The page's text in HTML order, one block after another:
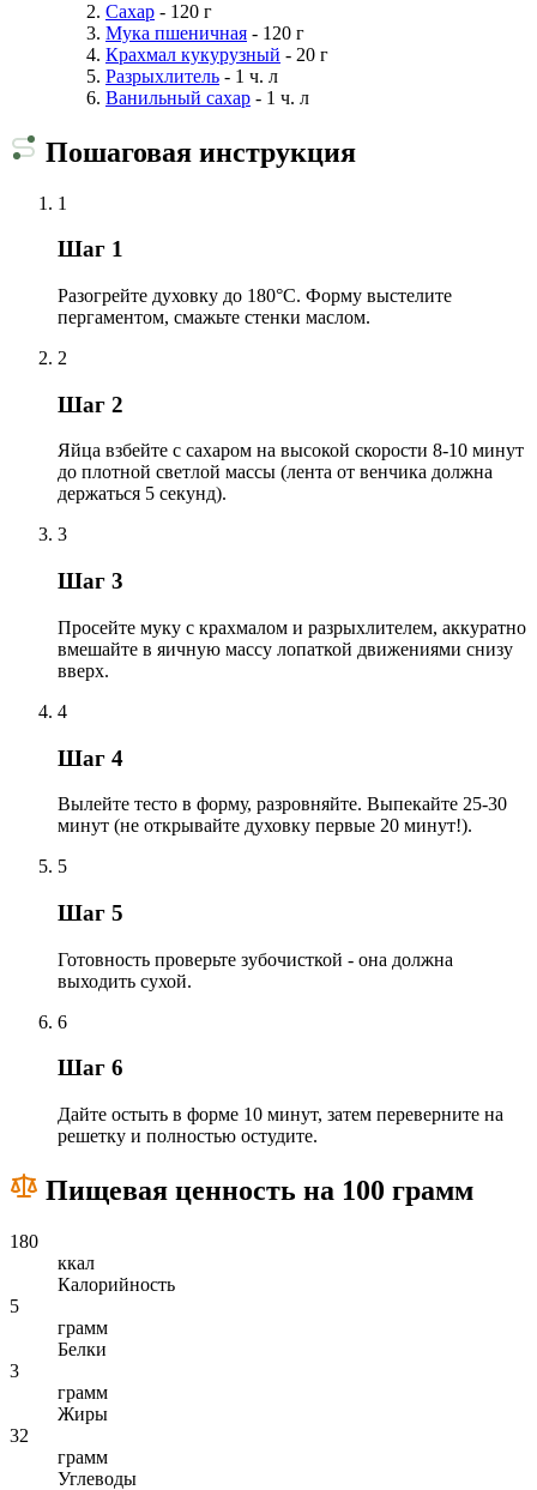
Сахар - 120 г
Мука пшеничная - 120 г
Крахмал кукурузный - 20 г
Разрыхлитель - 1 ч. л
Ванильный сахар - 1 ч. л
Пошаговая инструкция
1
Шаг 1
Разогрейте духовку до 180°C. Форму выстелите
пергаментом, смажьте стенки маслом.
2
Шаг 2
Яйца взбейте с сахаром на высокой скорости 8-10 минут
до плотной светлой массы (лента от венчика должна
держаться 5 секунд).
3
Шаг 3
Просейте муку с крахмалом и разрыхлителем, аккуратно
вмешайте в яичную массу лопаткой движениями снизу
вверх.
4
Шаг 4
Вылейте тесто в форму, разровняйте. Выпекайте 25-30
минут (не открывайте духовку первые 20 минут!).
5
Шаг 5
Готовность проверьте зубочисткой - она должна
выходить сухой.
6
Шаг 6
Дайте остыть в форме 10 минут, затем переверните на
решетку и полностью остудите.
Пищевая ценность на 100 грамм
180
ккал
Калорийность
5
грамм
Белки
3
грамм
Жиры
32
грамм
Углеводы